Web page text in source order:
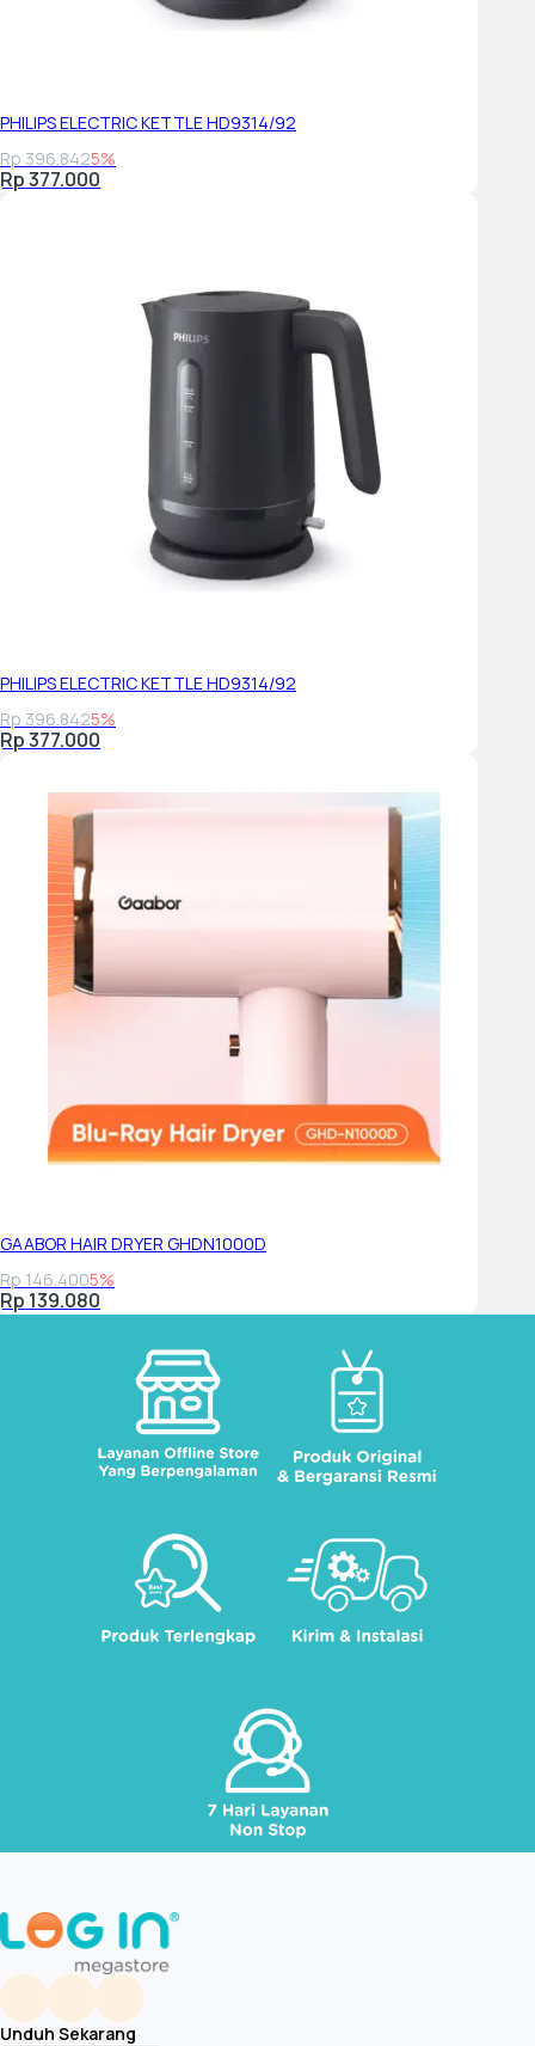
PHILIPS ELECTRIC KETTLE HD9314/92
Rp 396.8425%
Rp 377.000
PHILIPS ELECTRIC KETTLE HD9314/92
Rp 396.8425%
Rp 377.000
GAABOR HAIR DRYER GHDN1000D
Rp 146.4005%
Rp 139.080
Unduh Sekarang